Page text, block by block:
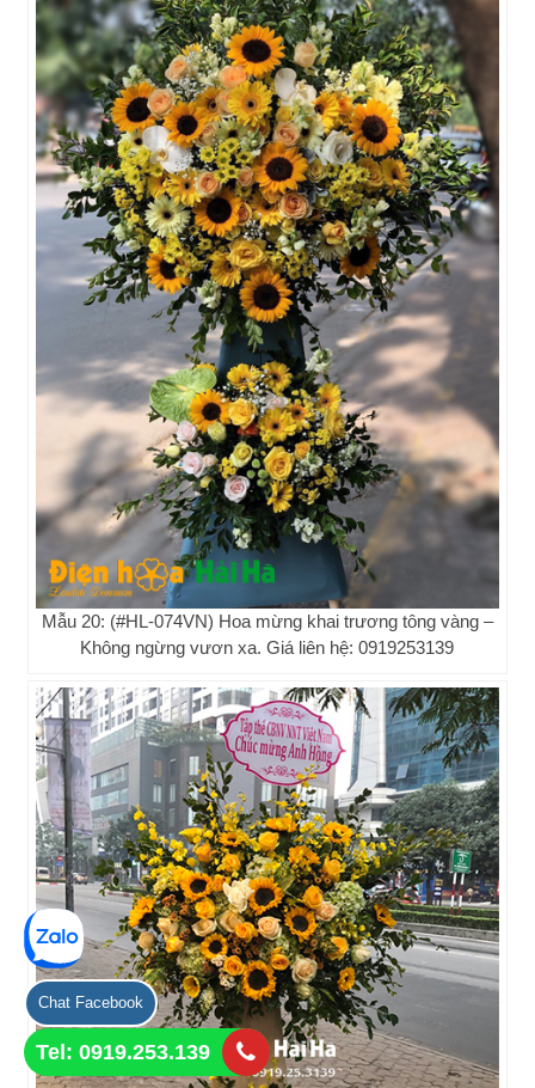
Mẫu 20: (#HL-074VN) Hoa mừng khai trương tông vàng –
Không ngừng vươn xa. Giá liên hệ: 0919253139
Chat Facebook
Tel: 0919.253.139